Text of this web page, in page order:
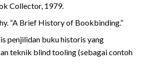
Collector, 1979.
“A Brief History of Bookbinding.”
penjilidan buku historis yang
teknik blind tooling (sebagai contoh